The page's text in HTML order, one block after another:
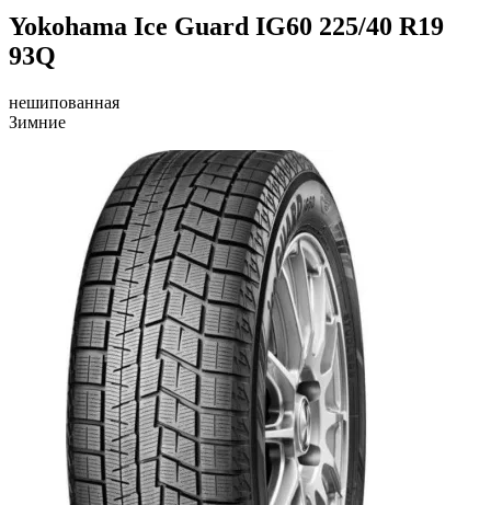
Yokohama Ice Guard IG60 225/40 R19
93Q
нешипованная
Зимние